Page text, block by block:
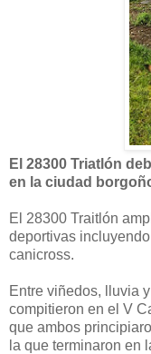
El 28300 Triatlón
en la ciudad
El 28300 Traitlón
deportivas
canicross.
Entre viñedos, lluvia
compitieron en el V
que ambos
la que terminaron en